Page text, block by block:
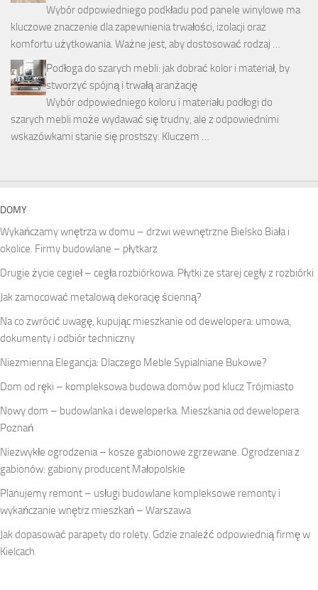
Wybór odpowiedniego podkładu pod panele winylowe ma
kluczowe znaczenie dla zapewnienia trwałości, izolacji oraz
komfortu użytkowania. Ważne jest, aby dostosować rodzaj …
Podłoga do szarych mebli: jak dobrać kolor i materiał, by
stworzyć spójną i trwałą aranżację
Wybór odpowiedniego koloru i materiału podłogi do
szarych mebli może wydawać się trudny, ale z odpowiednimi
wskazówkami stanie się prostszy. Kluczem …
DOMY
Wykańczamy wnętrza w domu – drzwi wewnętrzne Bielsko Biała i
okolice. Firmy budowlane – płytkarz
Drugie życie cegieł – cegła rozbiórkowa. Płytki ze starej cegły z rozbiórki
Jak zamocować metalową dekorację ścienną?
Na co zwrócić uwagę, kupując mieszkanie od dewelopera: umowa,
dokumenty i odbiór techniczny
Niezmienna Elegancja: Dlaczego Meble Sypialniane Bukowe?
Dom od ręki – kompleksowa budowa domów pod klucz Trójmiasto
Nowy dom – budowlanka i deweloperka. Mieszkania od dewelopera
Poznań
Niezwykłe ogrodzenia – kosze gabionowe zgrzewane. Ogrodzenia z
gabionów: gabiony producent Małopolskie
Planujemy remont – usługi budowlane kompleksowe remonty i
wykańczanie wnętrz mieszkań – Warszawa
Jak dopasować parapety do rolety. Gdzie znaleźć odpowiednią firmę w
Kielcach